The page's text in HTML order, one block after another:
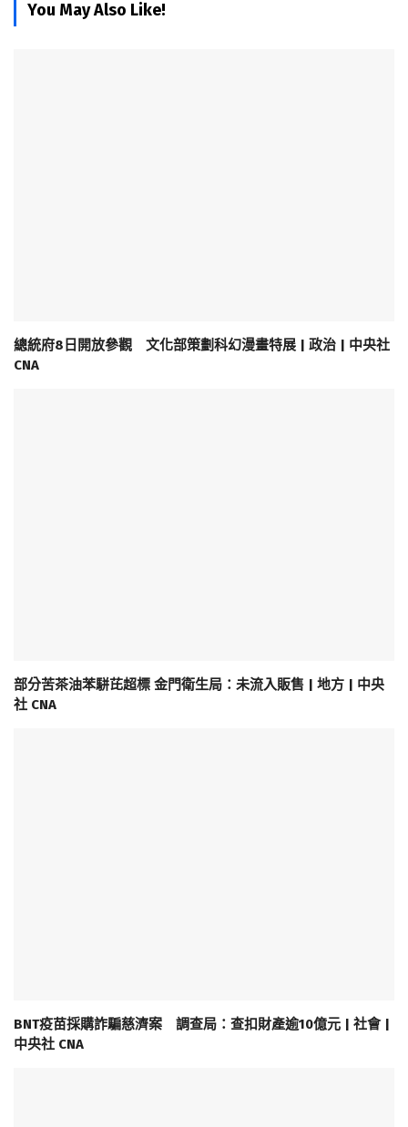
You May Also Like!
總統府8日開放參觀 文化部策劃科幻漫畫特展 | 政治 | 中央社
CNA
部分苦茶油苯駢芘超標 金門衛生局：未流入販售 | 地方 | 中央
社 CNA
BNT疫苗採購詐騙慈濟案 調查局：查扣財產逾10億元 | 社會 |
中央社 CNA